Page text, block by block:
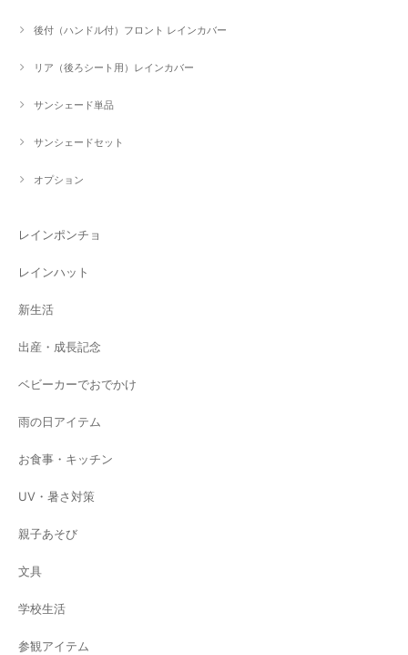
後付（ハンドル付）フロント レインカバー
リア（後ろシート用）レインカバー
サンシェード単品
サンシェードセット
オプション
レインポンチョ
レインハット
新生活
出産・成長記念
ベビーカーでおでかけ
雨の日アイテム
お食事・キッチン
UV・暑さ対策
親子あそび
文具
学校生活
参観アイテム